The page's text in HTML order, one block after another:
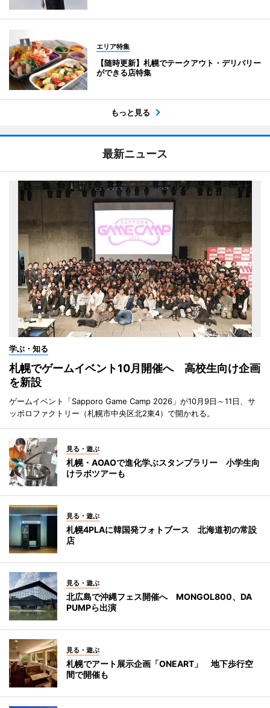
エリア特集
【随時更新】札幌でテークアウト・デリバリー
ができる店特集
もっと見る
最新ニュース
学ぶ・知る
札幌でゲームイベント10月開催へ 高校生向け企画
を新設
ゲームイベント「Sapporo Game Camp 2026」が10月9日～11日、サ
ッポロファクトリー（札幌市中央区北2東4）で開かれる。
見る・遊ぶ
札幌・AOAOで進化学ぶスタンプラリー 小学生向
けラボツアーも
見る・遊ぶ
札幌4PLAに韓国発フォトブース 北海道初の常設
店
見る・遊ぶ
北広島で沖縄フェス開催へ MONGOL800、DA
PUMPら出演
見る・遊ぶ
札幌でアート展示企画「ONEART」 地下歩行空
間で開催も